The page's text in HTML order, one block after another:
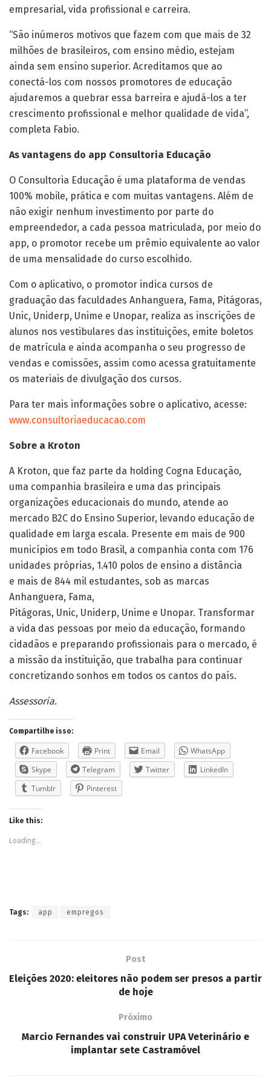
empresarial, vida profissional e carreira.
“São inúmeros motivos que fazem com que mais de 32
milhões de brasileiros, com ensino médio, estejam
ainda sem ensino superior. Acreditamos que ao
conectá-los com nossos promotores de educação
ajudaremos a quebrar essa barreira e ajudá-los a ter
crescimento profissional e melhor qualidade de vida”,
completa Fabio.
As vantagens do app Consultoria Educação
O Consultoria Educação é uma plataforma de vendas
100% mobile, prática e com muitas vantagens. Além de
não exigir nenhum investimento por parte do
empreendedor, a cada pessoa matriculada, por meio do
app, o promotor recebe um prêmio equivalente ao valor
de uma mensalidade do curso escolhido.
Com o aplicativo, o promotor indica cursos de
graduação das faculdades Anhanguera, Fama, Pitágoras,
Unic, Uniderp, Unime e Unopar, realiza as inscrições de
alunos nos vestibulares das instituições, emite boletos
de matrícula e ainda acompanha o seu progresso de
vendas e comissões, assim como acessa gratuitamente
os materiais de divulgação dos cursos.
Para ter mais informações sobre o aplicativo, acesse:
www.consultoriaeducacao.com
Sobre a Kroton
A Kroton, que faz parte da holding Cogna Educação,
uma companhia brasileira e uma das principais
organizações educacionais do mundo, atende ao
mercado B2C do Ensino Superior, levando educação de
qualidade em larga escala. Presente em mais de 900
municípios em todo Brasil, a companhia conta com 176
unidades próprias, 1.410 polos de ensino a distância
e mais de 844 mil estudantes, sob as marcas
Anhanguera, Fama,
Pitágoras, Unic, Uniderp, Unime e Unopar. Transformar
a vida das pessoas por meio da educação, formando
cidadãos e preparando profissionais para o mercado, é
a missão da instituição, que trabalha para continuar
concretizando sonhos em todos os cantos do país.
Assessoria.
Compartilhe isso:
Facebook Print Email
WhatsApp
Skype
Telegram Twitter
LinkedIn
Tumblr
Pinterest
Like this:
Loading...
Tags: app empregos
Post
Eleições 2020: eleitores não podem ser presos a partir
de hoje
Próximo
Marcio Fernandes vai construir UPA Veterinário e
implantar sete Castramóvel